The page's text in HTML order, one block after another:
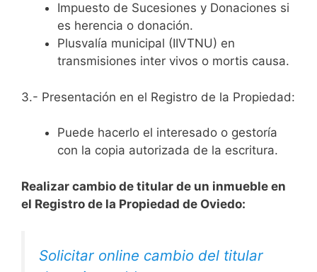
Impuesto de Sucesiones y Donaciones si
es herencia o donación.
Plusvalía municipal (IIVTNU) en
transmisiones inter vivos o mortis causa.
3.- Presentación en el Registro de la Propiedad:
Puede hacerlo el interesado o gestoría
con la copia autorizada de la escritura.
Realizar cambio de titular de un inmueble en
el Registro de la Propiedad de Oviedo:
Solicitar online cambio del titular